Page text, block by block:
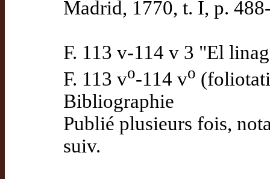
Madrid, 1770, t. I, p.
F. 113 v-114 v 3 "El
F. 113 vo-114 vo
Bibliographie
Publié plusieurs fois,
suiv.